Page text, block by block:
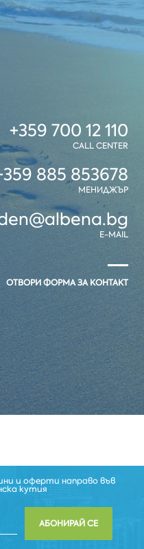
+359 700 12 110
CALL CENTER
885 853678
МЕНИДЖЪР
E-MAIL
ОТВОРИ ФОРМА ЗА КОНТАКТ
и оферти направо във
кутия
АБОНИРАЙ СЕ